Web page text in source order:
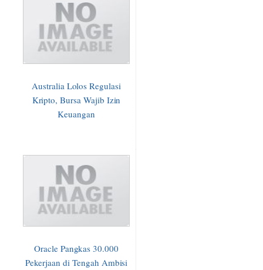
Australia Lolos Regulasi
Kripto, Bursa Wajib Izin
Keuangan
Oracle Pangkas 30.000
Pekerjaan di Tengah Ambisi